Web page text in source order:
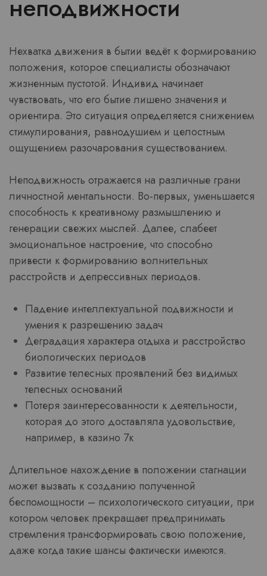
неподвижности
Нехватка движения в бытии ведёт к формированию
положения, которое специалисты обозначают
жизненным пустотой. Индивид начинает
чувствовать, что его бытие лишено значения и
ориентира. Это ситуация определяется снижением
стимулирования, равнодушием и целостным
ощущением разочарования существованием.
Неподвижность отражается на различные грани
личностной ментальности. Во-первых, уменьшается
способность к креативному размышлению и
генерации свежих мыслей. Далее, слабеет
эмоциональное настроение, что способно
привести к формированию волнительных
расстройств и депрессивных периодов.
Падение интеллектуальной подвижности и
умения к разрешению задач
Деградация характера отдыха и расстройство
биологических периодов
Развитие телесных проявлений без видимых
телесных оснований
Потеря заинтересованности к деятельности,
которая до этого доставляла удовольствие,
например, в казино 7к
Длительное нахождение в положении стагнации
может вызвать к созданию полученной
беспомощности – психологического ситуации, при
котором человек прекращает предпринимать
стремления трансформировать свою положение,
даже когда такие шансы фактически имеются.